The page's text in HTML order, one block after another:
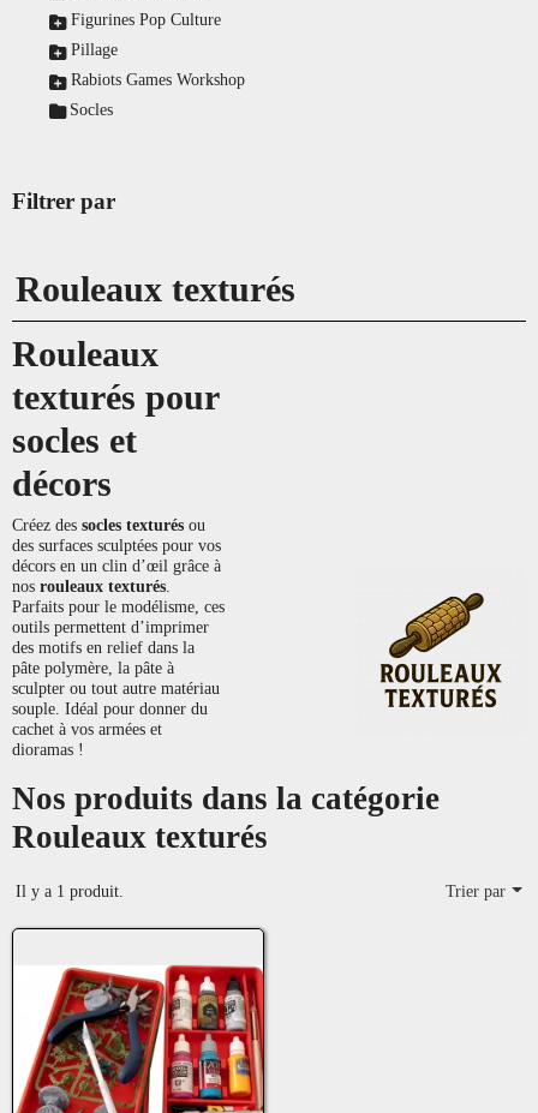
Figurines Pop Culture
Pillage
Rabiots Games Workshop
Socles
Filtrer par
Rouleaux texturés
Rouleaux
texturés pour
socles et
décors
Créez des socles texturés ou
des surfaces sculptées pour vos
décors en un clin d’œil grâce à
nos rouleaux texturés
Parfaits pour le modélisme, ces
outils permettent d’imprimer
des motifs en relief dans la
pâte polymère, la pâte à
sculpter ou tout autre matériau
souple. Idéal pour donner du
cachet à vos armées et
dioramas !
Nos produits dans la catégorie
Rouleaux texturés
Il y a 1 produit. Trier par